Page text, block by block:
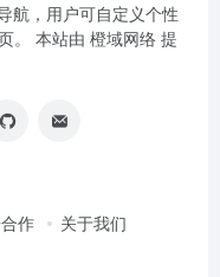
航，用户可自定义个性
。 本站由 橙域网络 提
作 关于我们